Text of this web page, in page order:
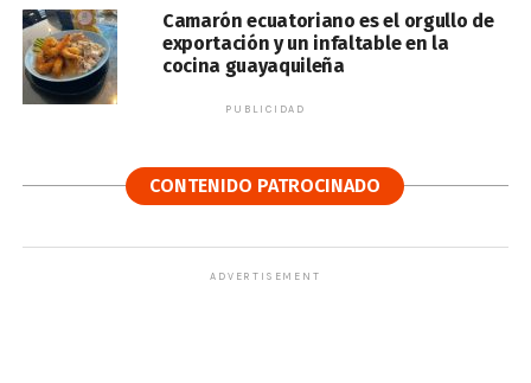
Camarón ecuatoriano es el orgullo de
exportación y un infaltable en la
cocina guayaquileña
PUBLICIDAD
CONTENIDO PATROCINADO
ADVERTISEMENT